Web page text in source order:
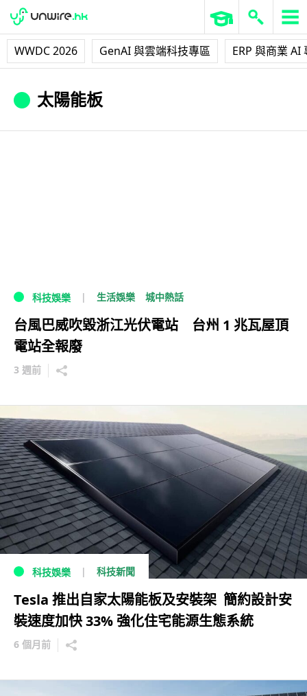
WWDC 2026 GenAI 與雲端科技專區 ERP 與商業 AI
太陽能板
科技娛樂 生活娛樂 城中熱話
台風巴威吹毀浙江光伏電站 台州 1 兆瓦屋頂
電站全報廢
3 週前
科技娛樂 科技新聞
Tesla 推出自家太陽能板及安裝架 簡約設計安
裝速度加快 33% 強化住宅能源生態系統
6 個月前